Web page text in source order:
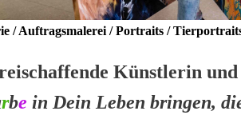
/ Auftragsmalerei / Portraits /
Künstlerin
rbe in Dein Leben bringen,